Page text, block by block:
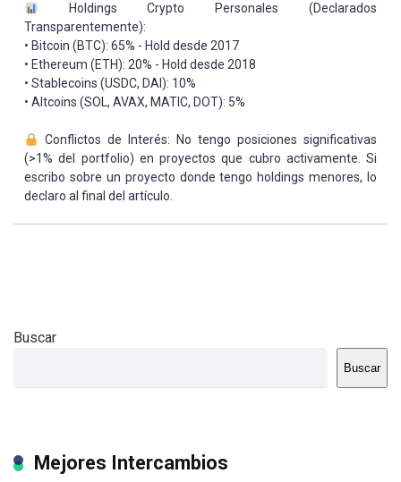
Holdings Crypto Personales (Declarados
Transparentemente):
• Bitcoin (BTC): 65% - Hold desde 2017
• Ethereum (ETH): 20% - Hold desde 2018
• Stablecoins (USDC, DAI): 10%
• Altcoins (SOL, AVAX, MATIC, DOT): 5%
Conflictos de Interés: No tengo posiciones significativas
(>1% del portfolio) en proyectos que cubro activamente. Si
escribo sobre un proyecto donde tengo holdings menores, lo
declaro al final del artículo.
Buscar
Buscar
Mejores Intercambios